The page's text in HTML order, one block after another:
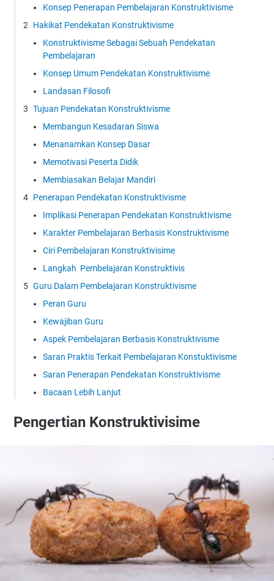
Konsep Penerapan Pembelajaran Konstruktivisme
Hakikat Pendekatan Konstruktivisme
Konstruktivisme Sebagai Sebuah Pendekatan
Pembelajaran
Konsep Umum Pendekatan Konstruktivisme
Landasan Filosofi
Tujuan Pendekatan Konstruktivisme
Membangun Kesadaran Siswa
Menanamkan Konsep Dasar
Memotivasi Peserta Didik
Membiasakan Belajar Mandiri
Penerapan Pendekatan Konstruktivisme
Implikasi Penerapan Pendekatan Konstruktivisme
Karakter Pembelajaran Berbasis Konstruktivisme
Ciri Pembelajaran Konstruktivisime
Langkah Pembelajaran Konstruktivis
Guru Dalam Pembelajaran Konstruktivisme
Peran Guru
Kewajiban Guru
Aspek Pembelajaran Berbasis Konstruktivisme
Saran Praktis Terkait Pembelajaran Konstuktivisme
Saran Penerapan Pendekatan Konstruktivisme
Bacaan Lebih Lanjut
Pengertian Konstruktivisime